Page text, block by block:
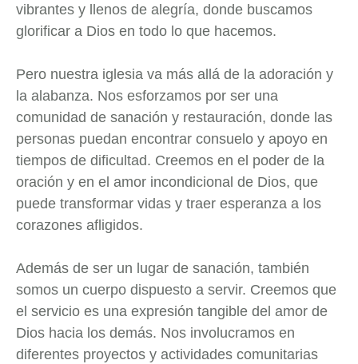
vibrantes y llenos de alegría, donde buscamos
glorificar a Dios en todo lo que hacemos.
Pero nuestra iglesia va más allá de la adoración y
la alabanza. Nos esforzamos por ser una
comunidad de sanación y restauración, donde las
personas puedan encontrar consuelo y apoyo en
tiempos de dificultad. Creemos en el poder de la
oración y en el amor incondicional de Dios, que
puede transformar vidas y traer esperanza a los
corazones afligidos.
Además de ser un lugar de sanación, también
somos un cuerpo dispuesto a servir. Creemos que
el servicio es una expresión tangible del amor de
Dios hacia los demás. Nos involucramos en
diferentes proyectos y actividades comunitarias